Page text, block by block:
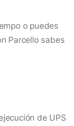
o puedes
Parcello sabes
de UPS